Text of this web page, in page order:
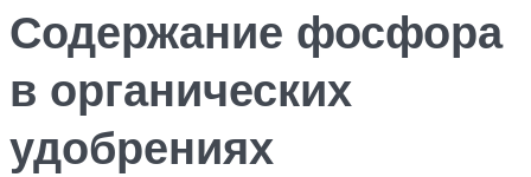
Содержание фосфора
в органических
удобрениях